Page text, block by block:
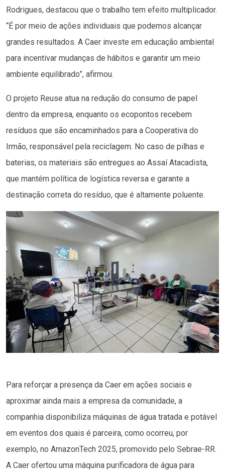
Rodrigues, destacou que o trabalho tem efeito multiplicador.
“É por meio de ações individuais que podemos alcançar
grandes resultados. A Caer investe em educação ambiental
para incentivar mudanças de hábitos e garantir um meio
ambiente equilibrado”, afirmou.
O projeto Reuse atua na redução do consumo de papel
dentro da empresa, enquanto os ecopontos recebem
resíduos que são encaminhados para a Cooperativa do
Irmão, responsável pela reciclagem. No caso de pilhas e
baterias, os materiais são entregues ao Assaí Atacadista,
que mantém política de logística reversa e garante a
destinação correta do resíduo, que é altamente poluente.
Para reforçar a presença da Caer em ações sociais e
aproximar ainda mais a empresa da comunidade, a
companhia disponibiliza máquinas de água tratada e potável
em eventos dos quais é parceira, como ocorreu, por
exemplo, no AmazonTech 2025, promovido pelo Sebrae-RR.
A Caer ofertou uma máquina purificadora de água para